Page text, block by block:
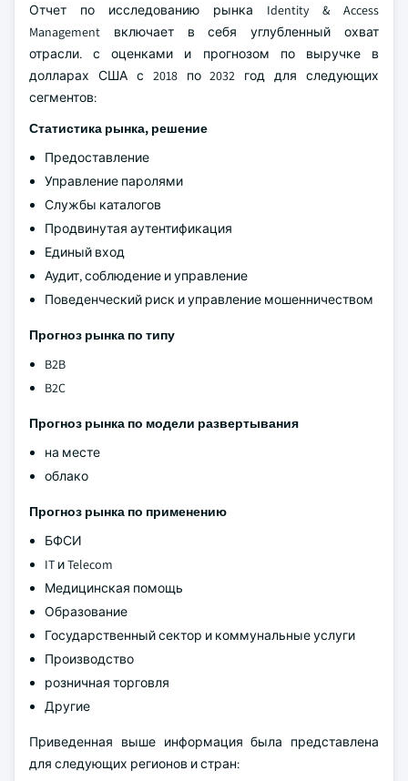
Отчет по исследованию рынка Identity & Access
Management включает в себя углубленный охват
отрасли. с оценками и прогнозом по выручке в
долларах США с 2018 по 2032 год для следующих
сегментов:
Статистика рынка, решение
Предоставление
Управление паролями
Службы каталогов
Продвинутая аутентификация
Единый вход
Аудит, соблюдение и управление
Поведенческий риск и управление мошенничеством
Прогноз рынка по типу
B2B
B2C
Прогноз рынка по модели развертывания
на месте
облако
Прогноз рынка по применению
БФСИ
IT и Telecom
Медицинская помощь
Образование
Государственный сектор и коммунальные услуги
Производство
розничная торговля
Другие
Приведенная выше информация была представлена
для следующих регионов и стран: